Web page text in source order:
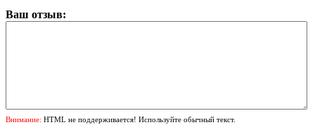
Ваш отзыв:
Внимание: HTML не поддерживается! Используйте обычный текст.